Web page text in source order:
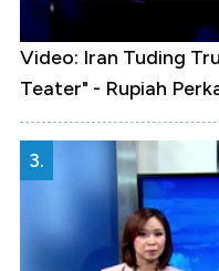
Video: Iran Tuding
Teater" - Rupiah
3.